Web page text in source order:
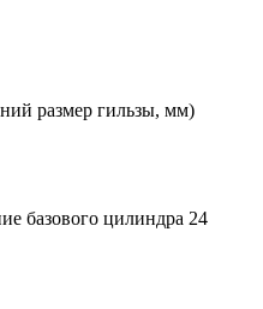
размер гильзы, мм)
базового цилиндра 24